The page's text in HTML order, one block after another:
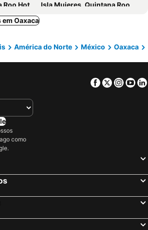
Hotéis
Isla Mujeres, Quintana Roo Hotéis
Oaxaca
América do Norte México
Oaxaca
Facebook
Twitter
como